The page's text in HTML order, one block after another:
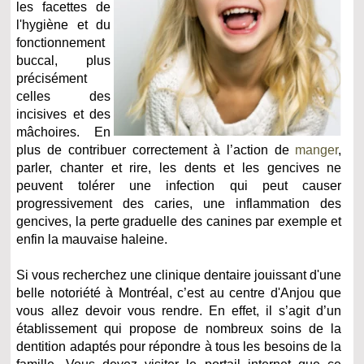
les facettes de
l'hygiène et du
fonctionnement
buccal, plus
précisément
celles des
incisives et des
mâchoires. En
plus de contribuer correctement à l’action de manger,
parler, chanter et rire, les dents et les gencives ne
peuvent tolérer une infection qui peut causer
progressivement des caries, une inflammation des
gencives, la perte graduelle des canines par exemple et
enfin la mauvaise haleine.
Si vous recherchez une clinique dentaire jouissant d'une
belle notoriété à Montréal, c’est au centre d'Anjou que
vous allez devoir vous rendre. En effet, il s’agit d’un
établissement qui propose de nombreux soins de la
dentition adaptés pour répondre à tous les besoins de la